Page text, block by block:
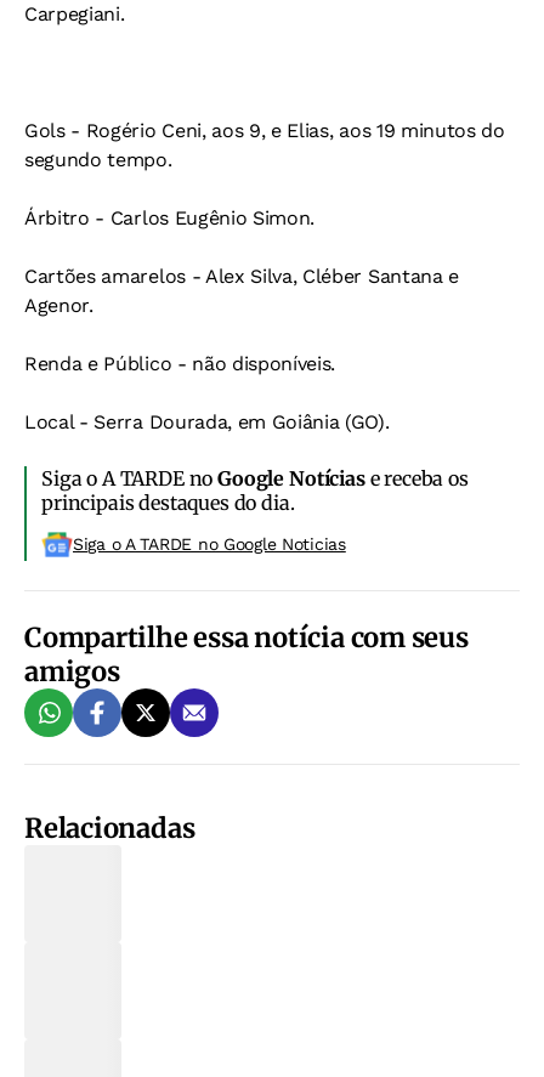
Carpegiani.
Gols - Rogério Ceni, aos 9, e Elias, aos 19 minutos do
segundo tempo.
Árbitro - Carlos Eugênio Simon.
Cartões amarelos - Alex Silva, Cléber Santana e
Agenor.
Renda e Público - não disponíveis.
Local - Serra Dourada, em Goiânia (GO).
Siga o A TARDE noGoogle Notíciase receba os
principais destaques do dia.
Siga o A TARDE no Google Noticias
Compartilhe essa notícia com seus
amigos
Relacionadas